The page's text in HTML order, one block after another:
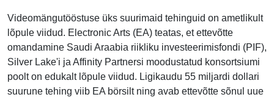
Videomängutööstuse üks suurimaid tehinguid on ametlikult
lõpule viidud. Electronic Arts (EA) teatas, et ettevõtte
omandamine Saudi Araabia riikliku investeerimisfondi (PIF),
Silver Lake'i ja Affinity Partnersi moodustatud konsortsiumi
poolt on edukalt lõpule viidud. Ligikaudu 55 miljardi dollari
suurune tehing viib EA börsilt ning avab ettevõtte sõnul uue